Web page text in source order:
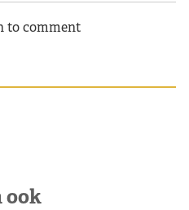
to comment
ook